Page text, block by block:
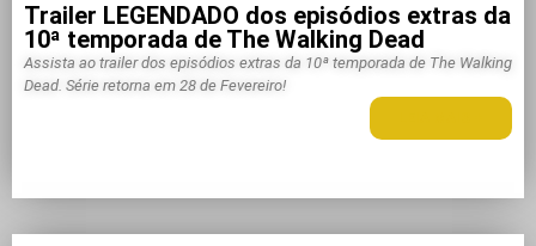
Trailer LEGENDADO dos episódios extras da
10ª temporada de The Walking Dead
Assista ao trailer dos episódios extras da 10ª temporada de The Walking
Dead. Série retorna em 28 de Fevereiro!